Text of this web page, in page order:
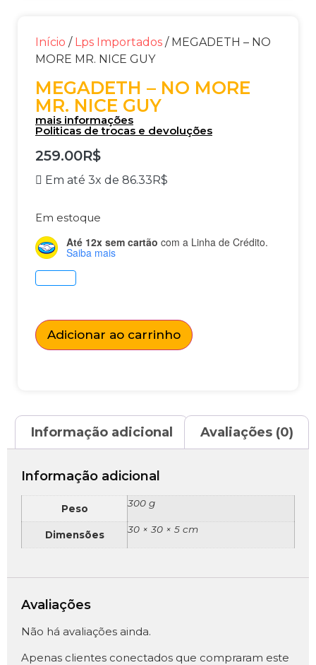
Início / Lps Importados / MEGADETH – NO
MORE MR. NICE GUY
MEGADETH – NO MORE
MR. NICE GUY
mais informações
Politicas de trocas e devoluções
259.00R$
Em até 3x de 86.33R$
Em estoque
Até 12x sem cartão com a Linha de Crédito.
Saiba mais
Adicionar ao carrinho
Informação adicional Avaliações (0)
Informação adicional
Peso 300 g
Dimensões 30 × 30 × 5 cm
Avaliações
Não há avaliações ainda.
Apenas clientes conectados que compraram este